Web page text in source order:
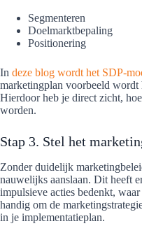
Segmenteren
Doelmarktbepaling
Positionering
In deze blog wordt het SDP-
marketingplan voorbeeld wordt
Hierdoor heb je direct zicht,
worden.
Stap 3. Stel het
Zonder duidelijk
nauwelijks aanslaan. Dit heeft
impulsieve acties bedenkt,
handig om de
in je implementatieplan.